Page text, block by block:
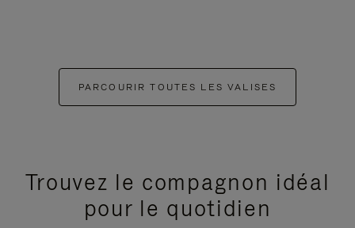
PARCOURIR TOUTES LES VALISES
Trouvez le compagnon idéal
pour le quotidien